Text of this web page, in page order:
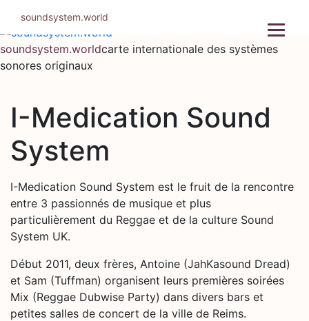
contenu
soundsystem.worldcarte internationale des systèmes
sonores originaux
I-Medication Sound
System
I-Medication Sound System est le fruit de la rencontre
entre 3 passionnés de musique et plus
particulièrement du Reggae et de la culture Sound
System UK.
Début 2011, deux frères, Antoine (JahKasound Dread)
et Sam (Tuffman) organisent leurs premières soirées
Mix (Reggae Dubwise Party) dans divers bars et
petites salles de concert de la ville de Reims.
soundsystem.world